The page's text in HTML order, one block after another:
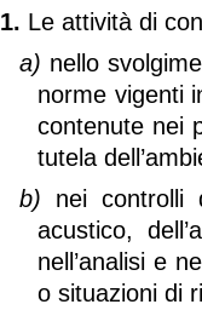
1. Le attività di
a) nello
norme vigenti
contenute nei
tutela
b) nei controlli
acustico,
nell’analisi e
o situazioni di